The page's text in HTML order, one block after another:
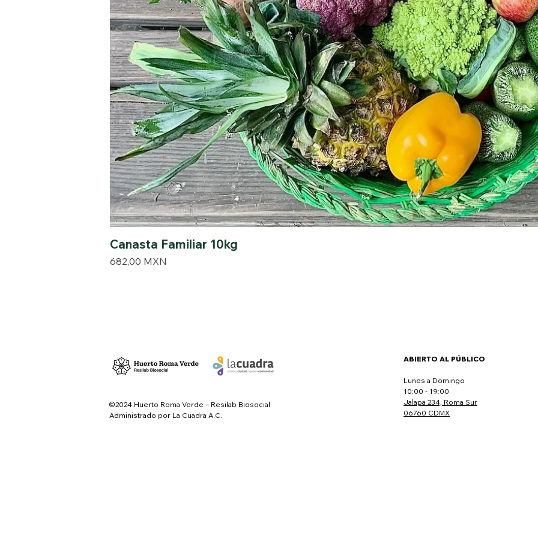
Canasta Familiar 10kg
Precio
682,00 MXN
©2024 Huerto Roma Verde – Resilab Biosocial
Administrado por La Cuadra A.C.
ABIERTO AL PÚBLICO
Lunes a Domingo
10:00 - 19:00
Jalapa 234, Roma Sur
06760 CDMX